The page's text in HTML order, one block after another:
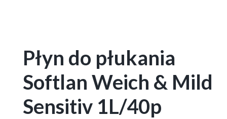
Płyn do płukania
Softlan Weich & Mild
Sensitiv 1L/40p